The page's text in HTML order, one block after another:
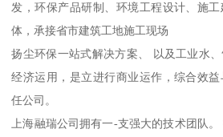
发，环保产品研制、环境工程设计、施
体，承接省市建筑工地施工现场
扬尘环保一站式解决方案、 以及工业水
经济运用，是立进行商业运作，综合效
任公司。
上海融瑞公司拥有一-支强大的技术团队